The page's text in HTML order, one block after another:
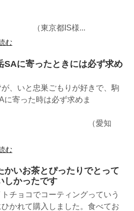
。
京都IS様...
む
SAに寄ったときには必ず求め
が、いと忠巣ごもりが好きで、駒
に寄った時は必ず求めま
。
愛知
む
かいお茶とぴったりでとって
しかったです
チョコでコーティングっていう
かれて購入しました。食べてお